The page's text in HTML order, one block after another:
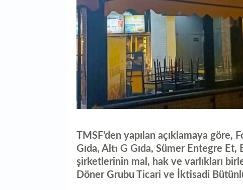
TMSF'den yapılan açıklamaya göre,
Gıda, Altı G Gıda, Sümer Entegre
şirketlerinin mal, hak ve varlıkları
Döner Grubu Ticari ve İktisadi